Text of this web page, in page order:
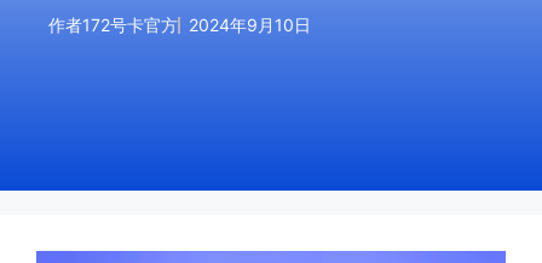
作者172号卡官方 2024年9月10日